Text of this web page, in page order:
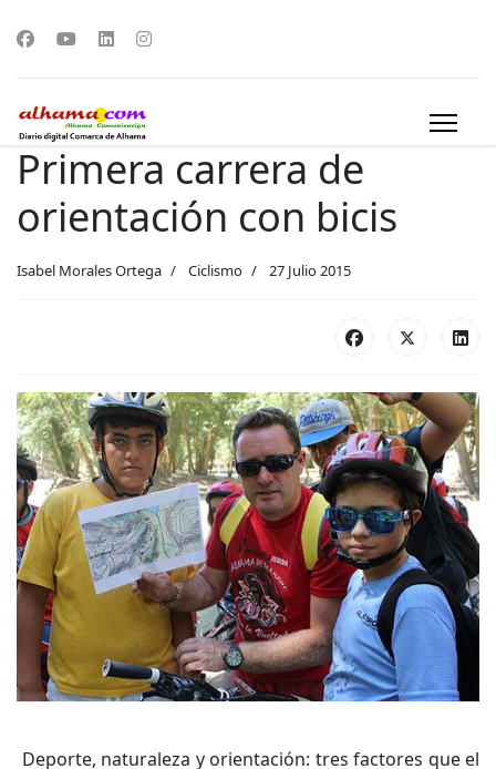
Primera carrera de
orientación con bicis
Isabel Morales Ortega Ciclismo 27 Julio 2015
Deporte, naturaleza y orientación: tres factores que el